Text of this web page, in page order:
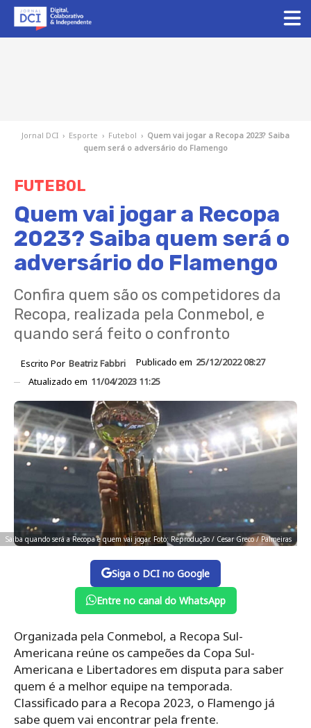
Jornal DCI › Esporte › Futebol › Quem vai jogar a Recopa 2023? Saiba
quem será o adversário do Flamengo
FUTEBOL
Quem vai jogar a Recopa
2023? Saiba quem será o
adversário do Flamengo
Confira quem são os competidores da
Recopa, realizada pela Conmebol, e
quando será feito o confronto
Escrito Por Beatriz Fabbri Publicado em 25/12/2022 08:27
Atualizado em 11/04/2023 11:25
Saiba quando será a Recopa e quem vai jogar. Foto: Reprodução / Cesar Greco / Palmeiras
Siga o DCI no Google
Entre no canal do WhatsApp
Organizada pela Conmebol, a Recopa Sul-
Americana reúne os campeões da Copa Sul-
Americana e Libertadores em disputa para saber
quem é a melhor equipe na temporada.
Classificado para a Recopa 2023, o Flamengo já
sabe quem vai encontrar pela frente.